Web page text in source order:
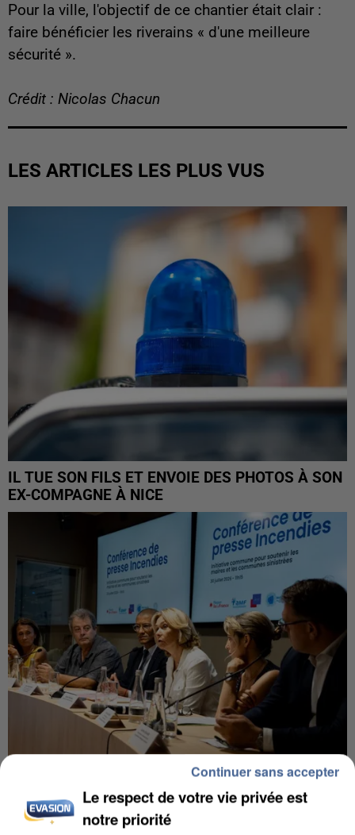
Pour la ville, l'objectif de ce chantier était clair :
faire bénéficier les riverains « d'une meilleure
sécurité ».
Crédit : Nicolas Chacun
LES ARTICLES LES PLUS VUS
IL TUE SON FILS ET ENVOIE DES PHOTOS À SON
EX-COMPAGNE À NICE
INCENDIES : L’ÎLE-DE-FRANCE LANCE UN ÉLAN
DE SOLIDARITÉ AVEC LES...
Le respect de votre vie privée est
notre priorité
Continuer sans accepter